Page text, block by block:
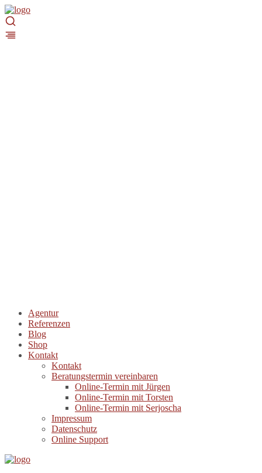
Agentur
Referenzen
Blog
Shop
Kontakt
Kontakt
Beratungstermin vereinbaren
Online-Termin mit Jürgen
Online-Termin mit Torsten
Online-Termin mit Serjoscha
Impressum
Datenschutz
Online Support